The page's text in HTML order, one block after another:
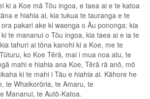
ki a Koe mā Tōu ingoa, e taea ai e te katoa
e hiahia ai, kia tukua te tauranga e te
pakari ake ki waenga o Āu pononga; kia
te mananui o Tōu ingoa, kia taea ai e ia te
tahuri ai tōna kanohi ki a Koe, me te
ko Koe Tērā, mai i mua noa atu, te
mahi e hiahia ana Koe, Tērā rā anō, mō
ki te mahi i Tāu e hiahia ai. Kāhore he
te Whaikorōria, te Amaru, te
Mananui, te Autō-Katoa.